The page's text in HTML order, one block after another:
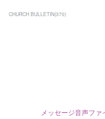
CHURCH BULLETIN(370)
メッセージ音声フ